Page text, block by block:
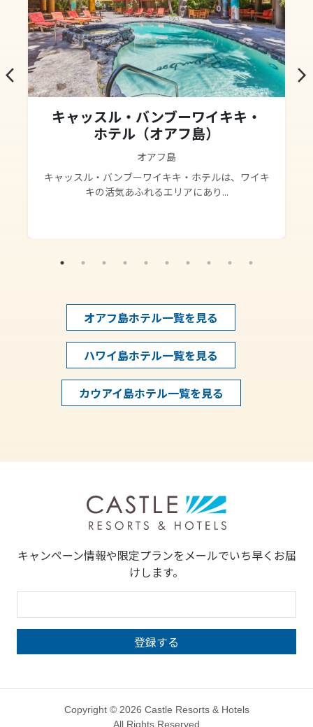
arrow_back_ios
キャッスル・バンブーワイキキ・
ホテル（オアフ島）
オアフ島
キャッスル・バンブーワイキキ・ホテルは、ワイキ
キの活気あふれるエリアにあり...
arrow_forward_ios
オアフ島ホテル一覧を見る
ハワイ島ホテル一覧を見る
カウアイ島ホテル一覧を見る
キャンペーン情報や限定プランをメールでいち早くお届
けします。
Copyright © 2026 Castle Resorts & Hotels
All Rights Reserved